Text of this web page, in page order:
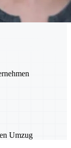
Umzug